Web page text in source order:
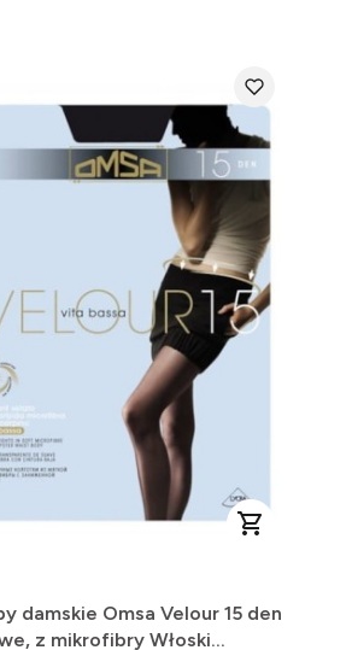
damskie Omsa Velour 15 den
z mikrofibry Włoski